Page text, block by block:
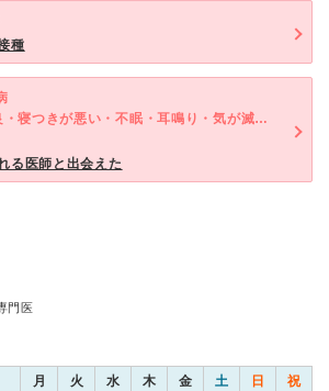
種
めまい・体調不良・寝つきが悪い・不眠・耳鳴り・気が滅入る・不安
る医師と出会えた
門医
月 火 水 木 金 土 日 祝